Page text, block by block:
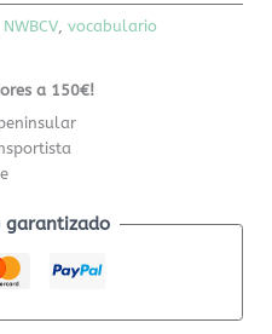
NWBCV,vocabulario
a 150€!
garantizado